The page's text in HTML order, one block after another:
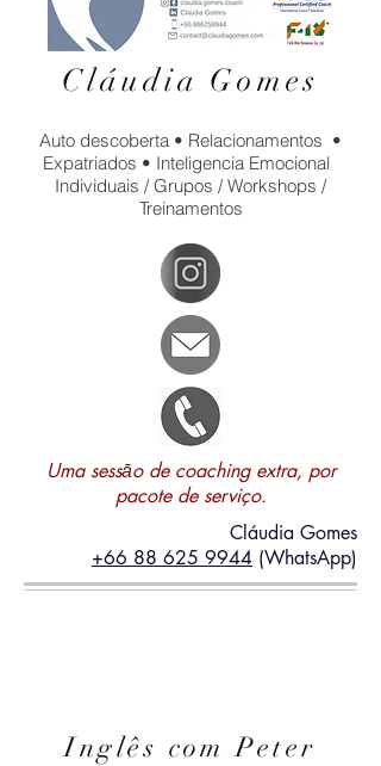
Cláudia Gomes
Auto descoberta • Relacionamentos •
Expatriados • Inteligencia Emocional
Individuais / Grupos / Workshops /
Treinamentos
Uma sessāo de coaching extra, por
pacote de serviço.
Cláudia Gomes
+66 88 625 9944 (WhatsApp)
Inglês com Peter